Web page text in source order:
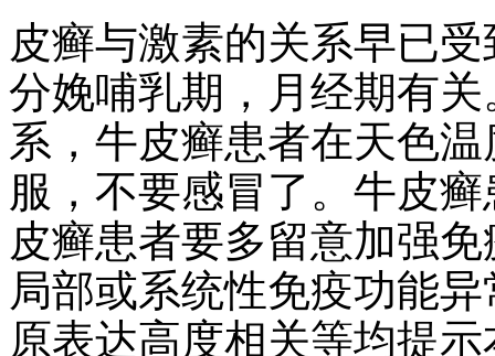
皮癣与激素的关系早已
分娩哺乳期，月经期有
系，牛皮癣患者在天色
服，不要感冒了。牛皮
皮癣患者要多留意加强
局部或系统性免疫功能
原表达高度相关等均提